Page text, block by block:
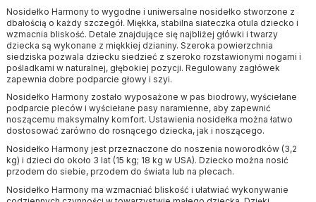
Nosidełko Harmony to wygodne i uniwersalne nosidełko stworzone z
dbałością o każdy szczegół. Miękka, stabilna siateczka otula dziecko i
wzmacnia bliskość. Detale znajdujące się najbliżej główki i twarzy
dziecka są wykonane z miękkiej dzianiny. Szeroka powierzchnia
siedziska pozwala dziecku siedzieć z szeroko rozstawionymi nogami i
pośladkami w naturalnej, głębokiej pozycji. Regulowany zagłówek
zapewnia dobre podparcie głowy i szyi.
Nosidełko Harmony zostało wyposażone w pas biodrowy, wyściełane
podparcie pleców i wyściełane pasy naramienne, aby zapewnić
noszącemu maksymalny komfort. Ustawienia nosidełka można łatwo
dostosować zarówno do rosnącego dziecka, jak i noszącego.
Nosidełko Harmony jest przeznaczone do noszenia noworodków (3,2
kg) i dzieci do około 3 lat (15 kg; 18 kg w USA). Dziecko można nosić
przodem do siebie, przodem do świata lub na plecach.
Nosidełko Harmony ma wzmacniać bliskość i ułatwiać wykonywanie